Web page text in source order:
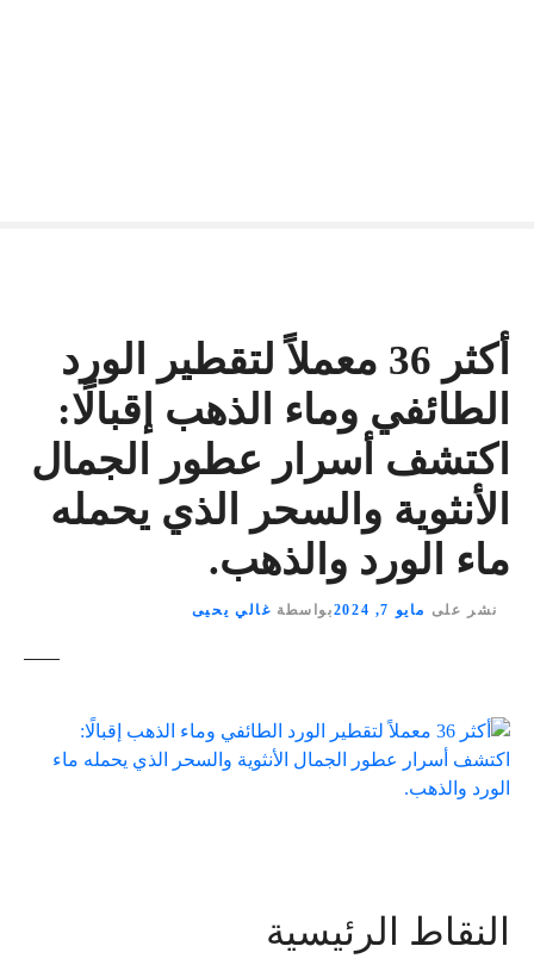
أكثر 36 معملاً لتقطير الورد
الطائفي وماء الذهب إقبالًا:
اكتشف أسرار عطور الجمال
الأنثوية والسحر الذي يحمله
ماء الورد والذهب.
نشر على مايو 7, 2024 بواسطة غالي يحيى
النقاط الرئيسية